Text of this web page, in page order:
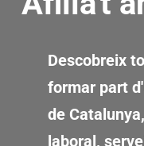
Descobreix
formar part
de
laboral,